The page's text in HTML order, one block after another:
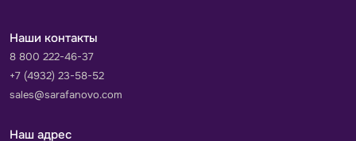
Наши контакты
8 800 222-46-37
+7 (4932) 23-58-52
sales@sarafanovo.com
Наш адрес